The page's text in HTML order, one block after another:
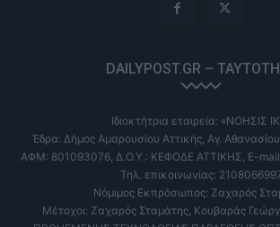
DAILYPOST.GR –
Ιδιοκτήτρια εταιρεία: «ΝΟΗΣΙΣ
Έδρα: Δήμος Αμαρουσίου Αττικής, Αγ.
ΑΦΜ: 801093076, Δ.Ο.Υ.: ΚΕΦΟΔΕ ΑΤΤΙΚΗΣ, E-
Τηλ. επικοινωνίας:
Νόμιμος Εκπρόσωπος: Ζαχαρός
Μέτοχοι: Ζαχαρός Σταμάτης, Κουβαράς